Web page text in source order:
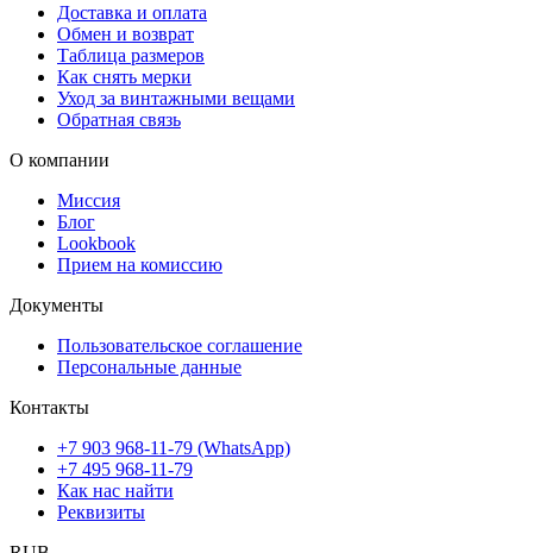
Доставка и оплата
Обмен и возврат
Таблица размеров
Как снять мерки
Уход за винтажными вещами
Обратная связь
О компании
Миссия
Блог
Lookbook
Прием на комиссию
Документы
Пользовательское соглашение
Персональные данные
Контакты
+7 903 968-11-79 (WhatsApp)
+7 495 968-11-79
Как нас найти
Реквизиты